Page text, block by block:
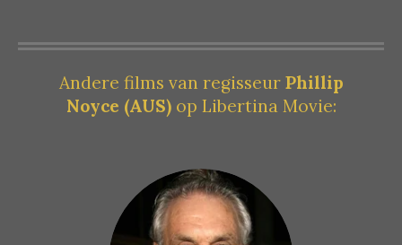
Andere films van regisseur Phillip
Noyce (AUS)op Libertina Movie: